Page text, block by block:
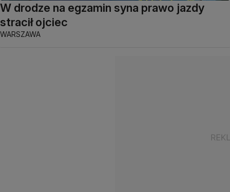
W drodze na egzamin syna prawo jazdy
stracił ojciec
WARSZAWA